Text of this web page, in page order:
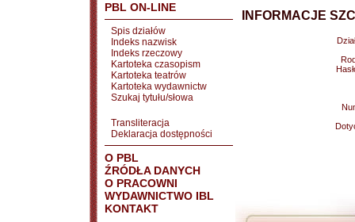
PBL ON-LINE
Spis działów
Indeks nazwisk
Indeks rzeczowy
Kartoteka czasopism
Kartoteka teatrów
Kartoteka wydawnictw
Szukaj tytułu/słowa
Transliteracja
Deklaracja dostępności
O PBL
ŹRÓDŁA DANYCH
O PRACOWNI
WYDAWNICTWO IBL
KONTAKT
INFORMACJE